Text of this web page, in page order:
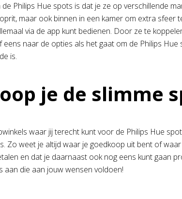
Philips Hue spots is dat je ze op verschillende
maar ook binnen in een kamer om extra
via de app kunt bedienen. Door ze te
eens naar de opties als het gaat om de Philips
is.
je de slimme
waar jij terecht kunt voor de Philips Hue
Zo weet je altijd waar je goedkoop uit bent of
en dat je daarnaast ook nog eens kunt gaan
aan die aan jouw wensen voldoen!